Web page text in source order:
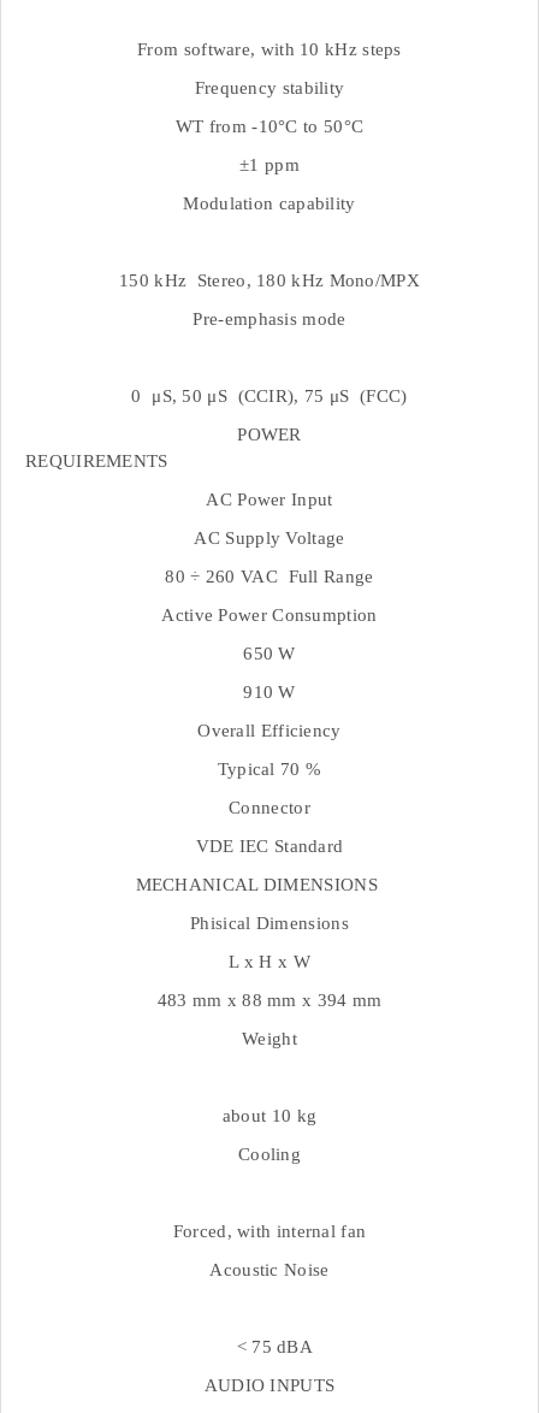
From software, with 10 kHz steps
Frequency stability
WT from -10°C to 50°C
±1 ppm
Modulation capability
150 kHz Stereo, 180 kHz Mono/MPX
Pre-emphasis mode
0 μS, 50 μS (CCIR), 75 μS (FCC)
POWER
AC Power Input
AC Supply Voltage
80 ÷ 260 VAC Full Range
Active Power Consumption
650 W
910 W
Overall Efficiency
Typical 70 %
Connector
VDE IEC Standard
MECHANICAL DIMENSIONS
Phisical Dimensions
L x H x W
483 mm x 88 mm x 394 mm
Weight
about 10 kg
Cooling
Forced, with internal fan
Acoustic Noise
< 75 dBA
AUDIO INPUTS